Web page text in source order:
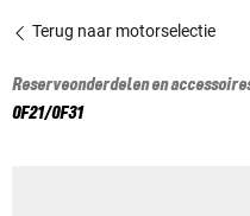
Terug naar motorselectie
Reserveonderdelen en
0F21/0F31